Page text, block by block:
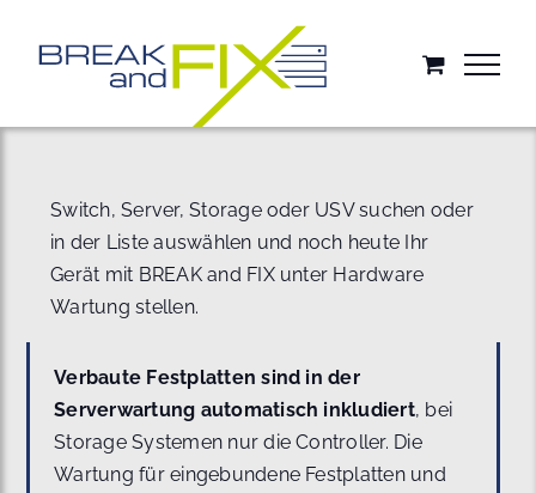
springen
Switch, Server, Storage oder USV suchen oder
in der Liste auswählen und noch heute Ihr
Gerät mit BREAK and FIX unter Hardware
Wartung stellen.
Verbaute Festplatten sind in der
Serverwartung automatisch inkludiert, bei
Storage Systemen nur die Controller. Die
Wartung für eingebundene Festplatten und